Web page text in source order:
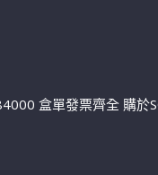
盒單發票齊全 購於